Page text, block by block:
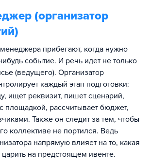
(организатор
прибегают, когда нужно
событие. И речь идет не только
(ведущего). Организатор
каждый этап подготовки:
ищет реквизит, пишет сценарий,
площадкой, рассчитывает бюджет,
Также он следит за тем, чтобы
коллективе не портился. Ведь
напрямую влияет на то, какая
на предстоящем ивенте.